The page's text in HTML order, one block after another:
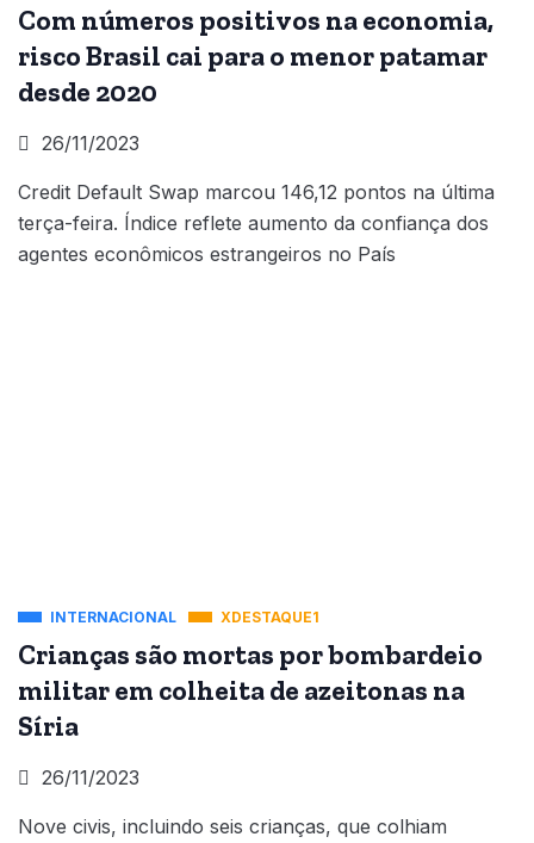
Com números positivos na economia,
risco Brasil cai para o menor patamar
desde 2020
26/11/2023
Credit Default Swap marcou 146,12 pontos na última
terça-feira. Índice reflete aumento da confiança dos
agentes econômicos estrangeiros no País
INTERNACIONAL XDESTAQUE1
Crianças são mortas por bombardeio
militar em colheita de azeitonas na
Síria
26/11/2023
Nove civis, incluindo seis crianças, que colhiam